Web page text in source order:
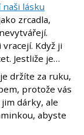
lásku
zrcadla,
Když ji
Jestliže je…
držíte za ruku,
protože vás
dárky, ale
abyste